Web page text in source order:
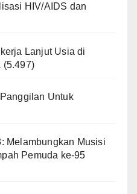
HIV/AIDS dan
Lanjut Usia di
(5.497)
Untuk
Melambungkan Musisi
Pemuda ke-95